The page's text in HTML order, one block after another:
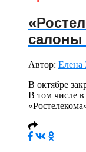
салоны
Автор: Елена
В октябре
В том числе